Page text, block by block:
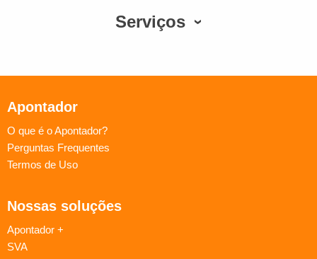
Serviços
Apontador
O que é o Apontador?
Perguntas Frequentes
Termos de Uso
Nossas soluções
Apontador +
SVA